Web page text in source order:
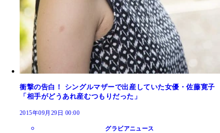
衝撃の告白！ シングルマザーで出産していた女優・佐藤寛子
「相手がどうあれ産むつもりだった」
2015年09月29日 00:00
グラビアニュース